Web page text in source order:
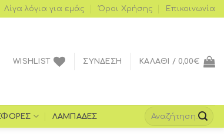
Λίγα λόγια για εμάς Όροι Xρήσης Επικοινωνία
WISHLIST ΣΎΝΔΕΣΗ ΚΑΛΆΘΙ / 0,00€
ΛΑΜΠΆΔΕΣ